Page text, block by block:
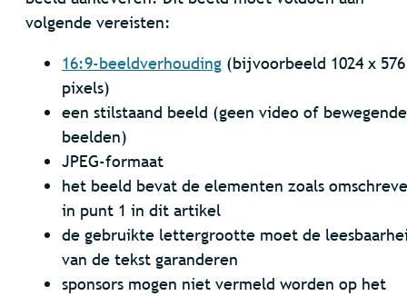
volgende vereisten:
16:9-beeldverhouding (bijvoorbeeld 1024 x 576
pixels)
een stilstaand beeld (geen video of bewegende
beelden)
JPEG-formaat
het beeld bevat de elementen zoals
in punt 1 in dit artikel
de gebruikte lettergrootte moet de
van de tekst garanderen
sponsors mogen niet vermeld worden op het